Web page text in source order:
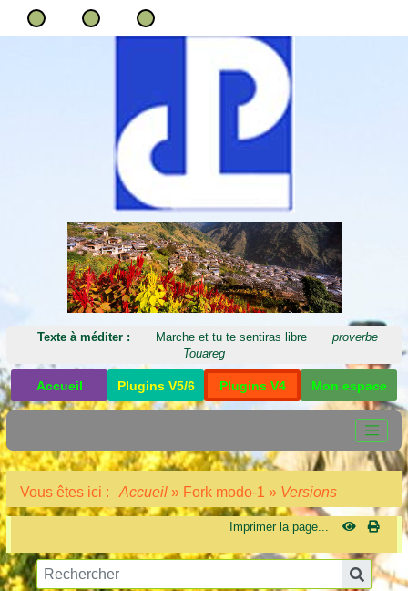
Texte à méditer : Marche et tu te sentiras libre
proverbe
Touareg
Accueil Plugins V5/6 Plugins V4 Mon espace
Vous êtes ici : Accueil » Fork modo-1 » Versions
Imprimer la page...